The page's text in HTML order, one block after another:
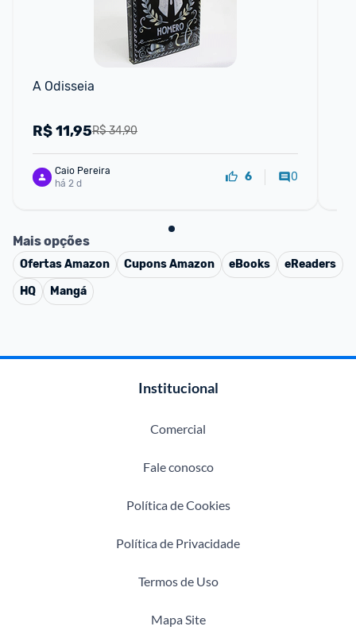
A Odisseia
R$ 34,90
R$11,95
Caio Pereira
há 2 d
6 0
Mais opções
OfertasAmazon CuponsAmazon eBooks
eReaders
HQ
Mangá
Institucional
Comercial
Fale conosco
Política de Cookies
Política de Privacidade
Termos de Uso
Mapa Site